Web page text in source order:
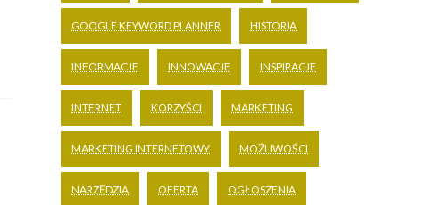
GOOGLE KEYWORD PLANNER HISTORIA
INFORMACJE INNOWACJE INSPIRACJE
INTERNET KORZYŚCI MARKETING
MARKETING INTERNETOWY MOŻLIWOŚCI
NARZĘDZIA OFERTA OGŁOSZENIA